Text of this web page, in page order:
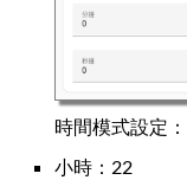
時間模式設定：
小時：22